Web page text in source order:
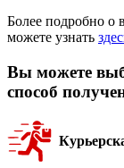
Более подробно о
можете узнать
Вы можете
способ